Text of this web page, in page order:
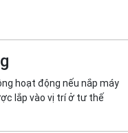
hoạt động nếu nắp máy
lắp vào vị trí ở tư thế